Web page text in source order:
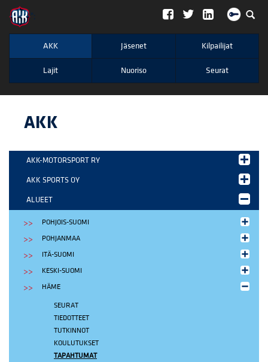
";
AKK Jäsenet Kilpailijat
Lajit Nuoriso Seurat
AKK
AKK-MOTORSPORT RY
AKK SPORTS OY
ALUEET
POHJOIS-SUOMI
POHJANMAA
ITÄ-SUOMI
KESKI-SUOMI
HÄME
SEURAT
TIEDOTTEET
TUTKINNOT
KOULUTUKSET
TAPAHTUMAT